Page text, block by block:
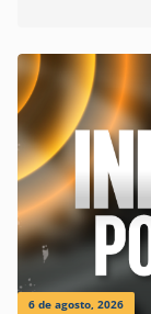
6 de agosto, 2026